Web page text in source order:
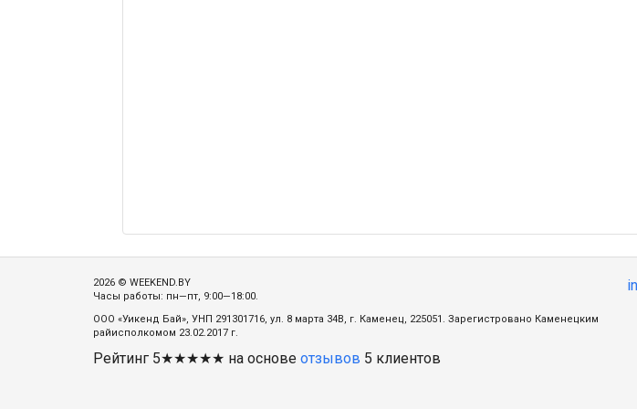
2026 © WEEKEND.BY
Часы работы: пн—пт, 9:00—18:00.
ООО «Уикенд Бай», УНП 291301716, ул. 8 марта 34В, г. Каменец, 225051. Зарегистровано Каменецким
райисполкомом 23.02.2017 г.
Рейтинг 5★★★★★ на основе отзывов 5 клиентов